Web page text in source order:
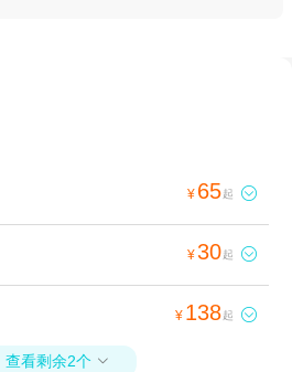
¥ 65起 
¥30起 
¥ 138起 
查看剩余2个 